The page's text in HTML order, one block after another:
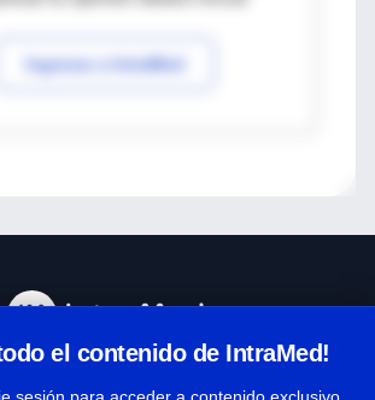
Ingresar a IntraMed
el contenido de IntraMed!